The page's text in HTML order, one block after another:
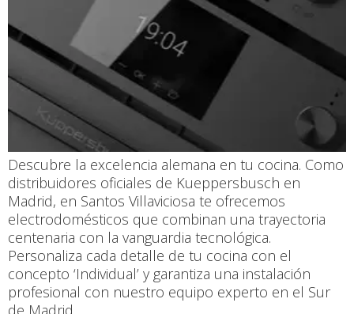
Descubre la excelencia alemana en tu cocina. Como
distribuidores oficiales de Kueppersbusch en
Madrid, en Santos Villaviciosa te ofrecemos
electrodomésticos que combinan una trayectoria
centenaria con la vanguardia tecnológica.
Personaliza cada detalle de tu cocina con el
concepto ‘Individual’ y garantiza una instalación
profesional con nuestro equipo experto en el Sur
de Madrid